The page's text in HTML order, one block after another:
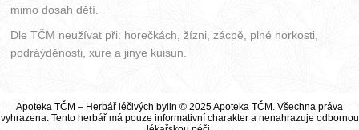
mimo dosah dětí.
Dle TČM neužívat při: horečkách, žízni, zácpě, plné horkosti,
podráýděnosti, xure a jinye kuisun.
Apoteka TČM – Herbář léčivých bylin © 2025 Apoteka TČM. Všechna práva
vyhrazena. Tento herbář má pouze informativní charakter a nenahrazuje odbornou